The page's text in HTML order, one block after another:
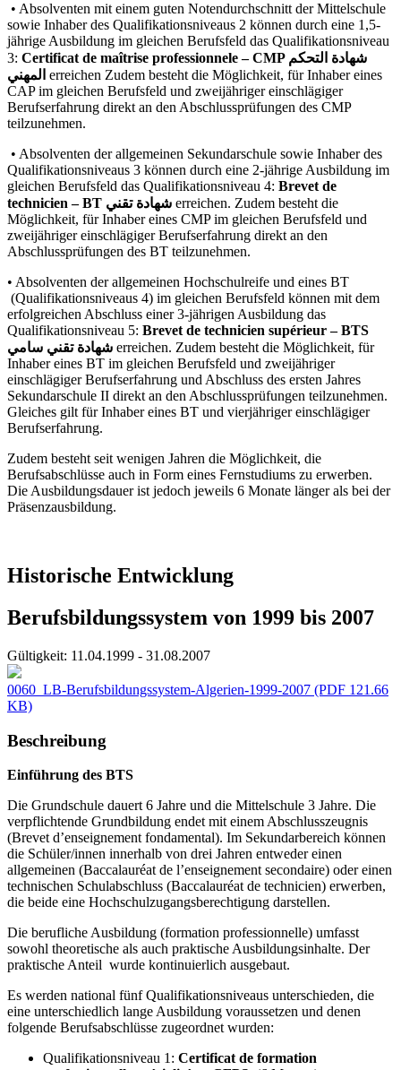
• Absolventen mit einem guten Notendurchschnitt der Mittelschule
sowie Inhaber des Qualifikationsniveaus 2 können durch eine 1,5-
jährige Ausbildung im gleichen Berufsfeld das Qualifikationsniveau
3: Certificat de maîtrise professionnele – CMP شهادة التحكم
المهني erreichen Zudem besteht die Möglichkeit, für Inhaber eines
CAP im gleichen Berufsfeld und zweijähriger einschlägiger
Berufserfahrung direkt an den Abschlussprüfungen des CMP
teilzunehmen.
• Absolventen der allgemeinen Sekundarschule sowie Inhaber des
Qualifikationsniveaus 3 können durch eine 2-jährige Ausbildung im
gleichen Berufsfeld das Qualifikationsniveau 4: Brevet de
erreichen. Zudem besteht die
Möglichkeit, für Inhaber eines CMP im gleichen Berufsfeld und
zweijähriger einschlägiger Berufserfahrung direkt an den
Abschlussprüfungen des BT teilzunehmen.
• Absolventen der allgemeinen Hochschulreife und eines BT
(Qualifikationsniveaus 4) im gleichen Berufsfeld können mit dem
erfolgreichen Abschluss einer 3-jährigen Ausbildung das
Qualifikationsniveau 5: Brevet de technicien supérieur – BTS
شهادة تقني سامي erreichen. Zudem besteht die Möglichkeit, für
Inhaber eines BT im gleichen Berufsfeld und zweijähriger
einschlägiger Berufserfahrung und Abschluss des ersten Jahres
Sekundarschule II direkt an den Abschlussprüfungen teilzunehmen.
Gleiches gilt für Inhaber eines BT und vierjähriger einschlägiger
Berufserfahrung.
Zudem besteht seit wenigen Jahren die Möglichkeit, die
Berufsabschlüsse auch in Form eines Fernstudiums zu erwerben.
Die Ausbildungsdauer ist jedoch jeweils 6 Monate länger als bei der
Präsenzausbildung.
Historische Entwicklung
Berufsbildungssystem von 1999 bis 2007
Gültigkeit: 11.04.1999 - 31.08.2007
0060_LB-Berufsbildungssystem-Algerien-1999-2007 (PDF 121.66
KB)
Beschreibung
Einführung des BTS
Die Grundschule dauert 6 Jahre und die Mittelschule 3 Jahre. Die
verpflichtende Grundbildung endet mit einem Abschlusszeugnis
(Brevet d’enseignement fondamental). Im Sekundarbereich können
die Schüler/innen innerhalb von drei Jahren entweder einen
allgemeinen (Baccalauréat de l’enseignement secondaire) oder einen
technischen Schulabschluss (Baccalauréat de technicien) erwerben,
die beide eine Hochschulzugangsberechtigung darstellen.
Die berufliche Ausbildung (formation professionnelle) umfasst
sowohl theoretische als auch praktische Ausbildungsinhalte. Der
praktische Anteil wurde kontinuierlich ausgebaut.
Es werden national fünf Qualifikationsniveaus unterschieden, die
eine unterschiedlich lange Ausbildung voraussetzen und denen
folgende Berufsabschlüsse zugeordnet wurden:
Qualifikationsniveau 1: Certificat de formation